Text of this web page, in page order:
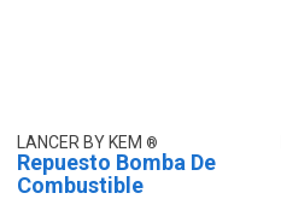
LANCER BY KEM
Repuesto Bomba De
Combustible